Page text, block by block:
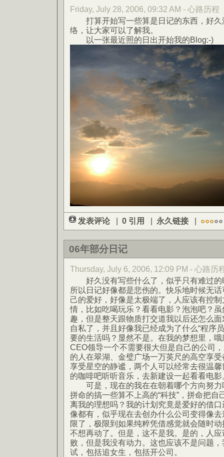
Friday, July 28, 2006, 09:32 AM - 心路历程
打算开始写一些算是日记的东西，好久
络，让大家可以了解我。
以一张最近照的日出开始我的Blog:-)
发表评论 | 0 引用 | 永久链接 |
06年部分日记
Thursday, July 6, 2006, 12:09 PM - 心路历
好久没有写些什么了，似乎只有难过的
所以日记好像都是悲伤的。快乐地时候无
己的爱好，好像是太极端了，人应该有控
情，比如吃喝玩乐？看看电影？泡泡吧？
趣，但是整天跟物质打交道我以后还怎么
自私了，并且好像我已经成为了什么“程序
要的生活吗？显然不是。在我的梦想里，
CEO领导一个不需要很大但是自己的公司
的人在翠湖、金璧广场一万英尺的高空享
享受星空的静谧，两个人可以经常去很温
的咖啡吧听听音乐，去新建设一起看看电影
可是，现在的我在在朝着哪个方向努力
拼命的搞一些算不上高的“科技”，拼命把
离我的理想吗？我的计划究竟是爱好的借
像都有，似乎现在去创办什么公司变得像
限了，极限到如果纯粹凭借感觉就会随时
不想再动了。但是，这不是我。是的，人
败，但是我没有动力。这也应该不是问题
试，包括追女生，包括开公司。